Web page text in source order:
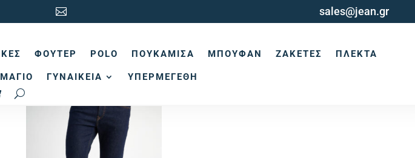
 sales@jean.gr
ΦΟΎΤΕΡ POLO ΠΟΥΚΆΜΙΣΑ ΜΠΟΥΦΆΝ ΖΑΚΈΤΕΣ ΠΛΕΚΤΆ
ΜΑΓΙΌ ΓΥΝΑΙΚΕΊΑ ΥΠΕΡΜΕΓΈΘΗ
Sorted